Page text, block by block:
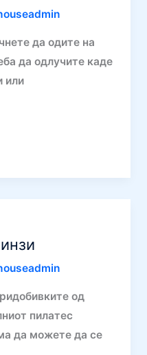
да одите на
да одлучите каде
или
од
пилатес
да можете да се